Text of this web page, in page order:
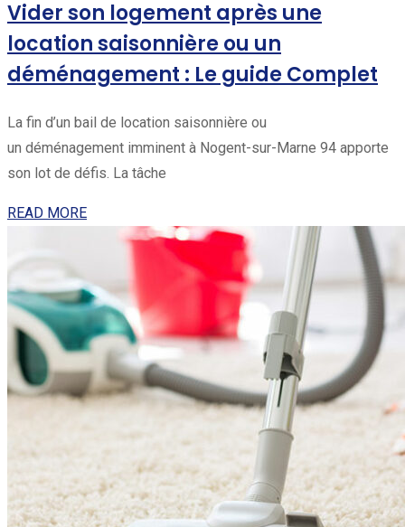
Vider son logement après une
location saisonnière ou un
déménagement : Le guide Complet
La fin d’un bail de location saisonnière ou
un déménagement imminent à Nogent-sur-Marne 94 apporte
son lot de défis. La tâche
READ MORE